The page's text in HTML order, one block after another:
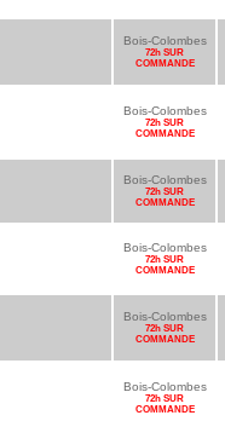
Bois-Colombes
72h SUR
COMMANDE
Bois-Colombes
72h SUR
COMMANDE
Bois-Colombes
72h SUR
COMMANDE
Bois-Colombes
72h SUR
COMMANDE
Bois-Colombes
72h SUR
COMMANDE
Bois-Colombes
72h SUR
COMMANDE